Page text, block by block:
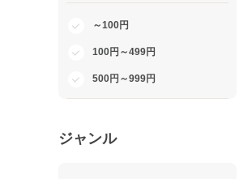
～100円
100円～499円
500円～999円
ジャンル